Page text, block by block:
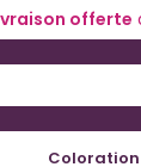
offerte